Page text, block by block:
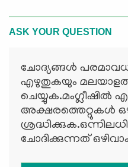
ASK YOUR QUESTION
ചോദ്യങ്ങള്‍
എഴുതുകയും
ചെയ്യുക.മംഗ്ലീഷില്‍
അക്ഷരത്തെറ്റുകള്‍
ചോദിക്കുന്നത്